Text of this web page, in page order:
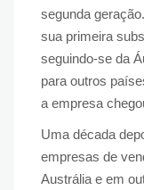
segunda
sua primeira
seguindo-se da
para outros
a empresa
Uma década
empresas de
Austrália e em